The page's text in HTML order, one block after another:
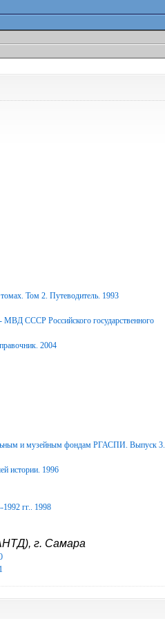
Том 2. Путеводитель. 1993
МВД СССР Российского государственного
2004
и музейным фондам РГАСПИ. Выпуск 3.
истории. 1996
гг.. 1998
г. Самара